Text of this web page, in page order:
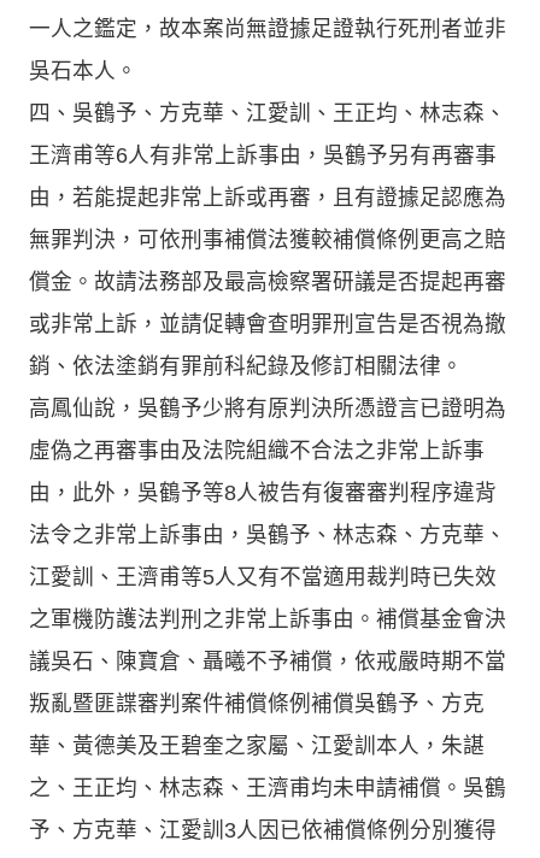
一人之鑑定，故本案尚無證據足證執行死刑者並非
吳石本人。
四、吳鶴予、方克華、江愛訓、王正均、林志森、
王濟甫等6人有非常上訴事由，吳鶴予另有再審事
由，若能提起非常上訴或再審，且有證據足認應為
無罪判決，可依刑事補償法獲較補償條例更高之賠
償金。故請法務部及最高檢察署研議是否提起再審
或非常上訴，並請促轉會查明罪刑宣告是否視為撤
銷、依法塗銷有罪前科紀錄及修訂相關法律。
高鳳仙說，吳鶴予少將有原判決所憑證言已證明為
虛偽之再審事由及法院組織不合法之非常上訴事
由，此外，吳鶴予等8人被告有復審審判程序違背
法令之非常上訴事由，吳鶴予、林志森、方克華、
江愛訓、王濟甫等5人又有不當適用裁判時已失效
之軍機防護法判刑之非常上訴事由。補償基金會決
議吳石、陳寶倉、聶曦不予補償，依戒嚴時期不當
叛亂暨匪諜審判案件補償條例補償吳鶴予、方克
華、黃德美及王碧奎之家屬、江愛訓本人，朱諶
之、王正均、林志森、王濟甫均未申請補償。吳鶴
予、方克華、江愛訓3人因已依補償條例分別獲得